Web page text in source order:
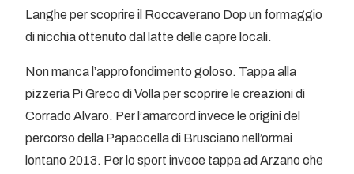
Langhe per scoprire il Roccaverano Dop un formaggio
di nicchia ottenuto dal latte delle capre locali.
Non manca l’approfondimento goloso. Tappa alla
pizzeria Pi Greco di Volla per scoprire le creazioni di
Corrado Alvaro. Per l’amarcord invece le origini del
percorso della Papaccella di Brusciano nell’ormai
lontano 2013. Per lo sport invece tappa ad Arzano che